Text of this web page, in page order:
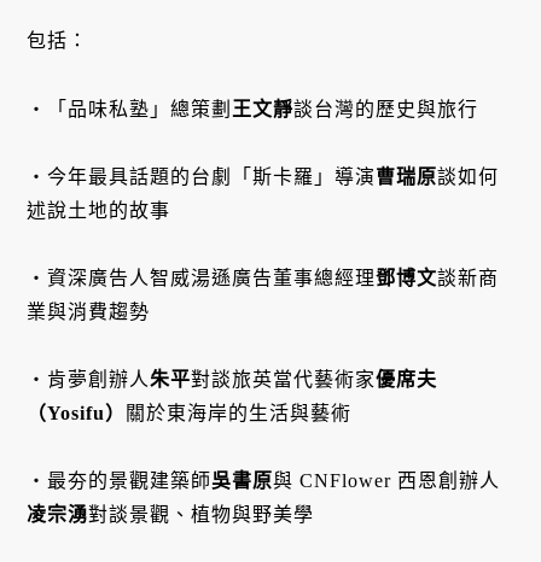
包括：
・「品味私塾」總策劃 王文靜談台灣的歷史與旅行
・今年最具話題的台劇「斯卡羅」導演曹瑞原談如何
述說土地的故事
・資深廣告人智威湯遜廣告董事總經理鄧博文談新商
業與消費趨勢
・肯夢創辦人 朱平對談旅英當代藝術家優席夫
（Yosifu） 關於東海岸的生活與藝術
・最夯的景觀建築師吳書原與 CNFlower 西恩創辦人
凌宗湧對談景觀、植物與野美學